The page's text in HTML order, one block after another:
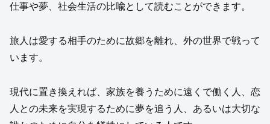
仕事や夢、社会生活の比喩として読むことができます。
旅人は愛する相手のために故郷を離れ、外の世界で戦って
います。
現代に置き換えれば、家族を養うために遠くで働く人、恋
人との未来を実現するために夢を追う人、あるいは大切な